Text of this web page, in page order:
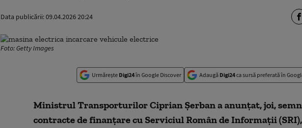
Data publicării:09.04.2026 20:24
Foto: Getty Images
Urmărește Digi24în Google Discover Adaugă Digi24ca sursă preferată în
Ministrul Transporturilor Ciprian Şerban a anunțat, joi,
contracte de finanțare cu Serviciul Român de Informaţii